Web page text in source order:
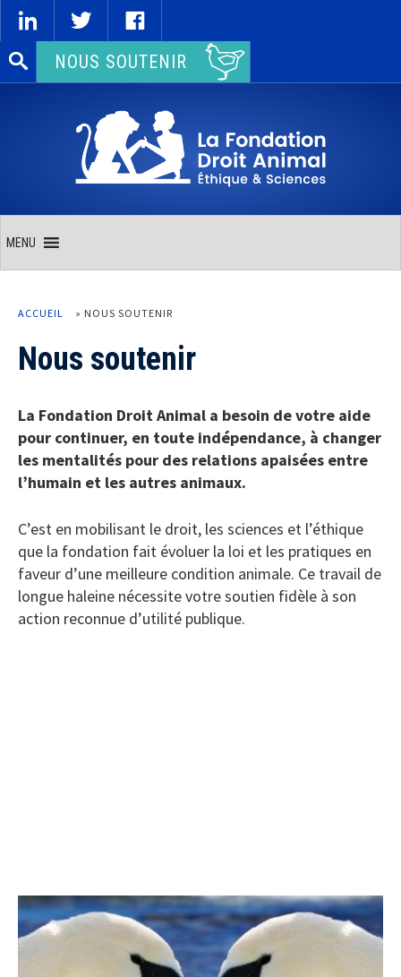
Rechercher :NOUS SOUTENIR
MENU
ACCUEIL » NOUS SOUTENIR
Nous soutenir
La Fondation Droit Animal a besoin de votre aide
pour continuer, en toute indépendance, à changer
les mentalités pour des relations apaisées entre
l’humain et les autres animaux.
C’est en mobilisant le droit, les sciences et l’éthique
que la fondation fait évoluer la loi et les pratiques en
faveur d’une meilleure condition animale. Ce travail de
longue haleine nécessite votre soutien fidèle à son
action reconnue d’utilité publique.